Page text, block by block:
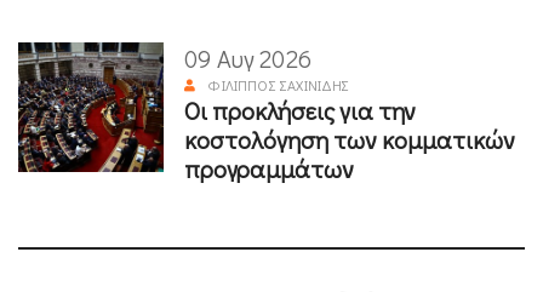
09 Αυγ 2026
ΦΊΛΙΠΠΟΣ ΣΑΧΙΝΊΔΗΣ
Οι προκλήσεις για την
κοστολόγηση των κομματικών
προγραμμάτων